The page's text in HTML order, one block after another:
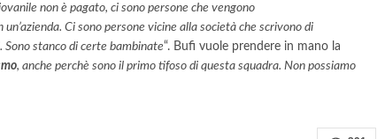
non è pagato, ci sono persone che vengono
Ci sono persone vicine alla società che scrivono di
stanco di certe bambinate“. Bufi vuole prendere in mano la
, anche perchè sono il primo tifoso di questa squadra. Non possiamo